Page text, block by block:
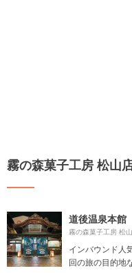
霧の森菓子工房 松山
道後温泉本館
霧の森菓子工房 松
インバウンド人
回の旅の目的地